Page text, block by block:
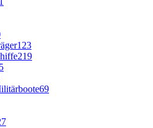
123
219
69